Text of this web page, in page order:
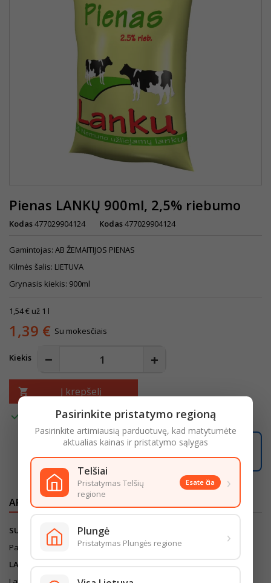
Pienas LANKŲ 900ml, 2,5% riebumo
Kodas477029904124 Kodas477029904124
Gamintojas: AB ŽEMAITIJOS PIENAS
Kilmės šalis: LIETUVA
Grynasis kiekis: 900ml
1,54 € už 1 l
1,39 € Su mokesčiais
Kiekis
 Į krepšelį

00:54:01
LIKO ŠIANDIENAI
Užsisakę iki 16:00 pristatysime iki
APRAŠYMAS IŠSAMI PREKĖS INFORMACIJA
SUDEDAMOSIOS DALYS
Pasterizuotas PIENAS aukšta temperatūra.
LAIKYMO SĄLYGOS
Pasirinkite pristatymo regioną
Pasirinkite artimiausią parduotuvę, kad matytumėte
aktualias kainas ir pristatymo sąlygas
Telšiai
Pristatymas Telšių
regione
Esate čia ›
Plungė
Pristatymas Plungės regione ›